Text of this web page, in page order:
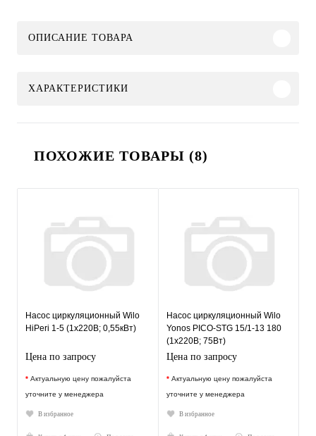
ОПИСАНИЕ ТОВАРА
ХАРАКТЕРИСТИКИ
ПОХОЖИЕ ТОВАРЫ (8)
Насос циркуляционный Wilo
HiPeri 1-5 (1х220В; 0,55кВт)
Цена по запросу
* Актуальную цену пожалуйста
уточните у менеджера
В избранное
Насос циркуляционный Wilo
Yonos PICO-STG 15/1-13 180
(1х220В; 75Вт)
Цена по запросу
* Актуальную цену пожалуйста
уточните у менеджера
В избранное